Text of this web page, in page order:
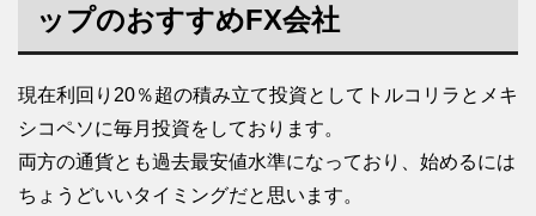
ップのおすすめFX会社
現在利回り20％超の積み立て投資としてトルコリラとメキ
シコペソに毎月投資をしております。
両方の通貨とも過去最安値水準になっており、始めるには
ちょうどいいタイミングだと思います。